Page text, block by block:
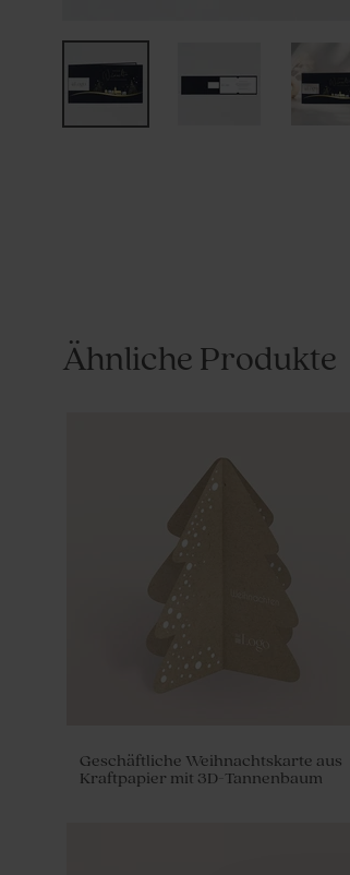
Ähnliche Produkte
Geschäftliche Weihnachtskarte aus
Kraftpapier mit 3D-Tannenbaum